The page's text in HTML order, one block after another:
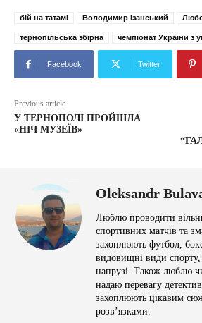
бій на татамі Володимир Ізанський
тернопільська збірна чемпіонат України з
Facebook Twitter
Previous article
У ТЕРНОПОЛІ ПРОЙШЛА
«НІЧ МУЗЕЇВ»
Oleksandr
Люблю проводити
спортивних матчів та
захоплюють футбол,
видовищні види
напрузі. Також люблю
надаю перевагу
захоплюють цікавим
розв’язками.